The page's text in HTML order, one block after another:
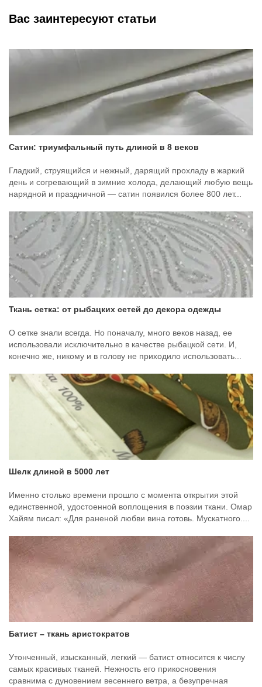
Вас заинтересуют статьи
Сатин: триумфальный путь длиной в 8 веков
Гладкий, струящийся и нежный, дарящий прохладу в жаркий
день и согревающий в зимние холода, делающий любую вещь
нарядной и праздничной — сатин появился более 800 лет...
Ткань сетка: от рыбацких сетей до декора одежды
О сетке знали всегда. Но поначалу, много веков назад, ее
использовали исключительно в качестве рыбацкой сети. И,
конечно же, никому и в голову не приходило использовать...
Шелк длиной в 5000 лет
Именно столько времени прошло с момента открытия этой
единственной, удостоенной воплощения в поэзии ткани. Омар
Хайям писал: «Для раненой любви вина готовь. Мускатного....
Батист – ткань аристократов
Утонченный, изысканный, легкий — батист относится к числу
самых красивых тканей. Нежность его прикосновения
сравнима с дуновением весеннего ветра, а безупречная